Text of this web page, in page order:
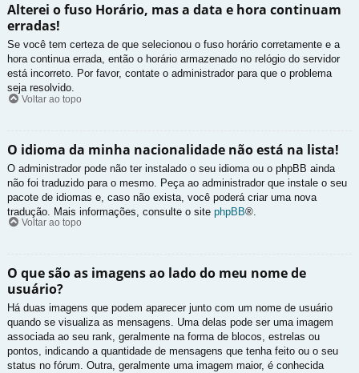
Alterei o fuso Horário, mas a data e hora continuam
erradas!
Se você tem certeza de que selecionou o fuso horário corretamente e a
hora continua errada, então o horário armazenado no relógio do servidor
está incorreto. Por favor, contate o administrador para que o problema
seja resolvido.
Voltar ao topo
O idioma da minha nacionalidade não está na lista!
O administrador pode não ter instalado o seu idioma ou o phpBB ainda
não foi traduzido para o mesmo. Peça ao administrador que instale o seu
pacote de idiomas e, caso não exista, você poderá criar uma nova
tradução. Mais informações, consulte o site phpBB®.
Voltar ao topo
O que são as imagens ao lado do meu nome de
usuário?
Há duas imagens que podem aparecer junto com um nome de usuário
quando se visualiza as mensagens. Uma delas pode ser uma imagem
associada ao seu rank, geralmente na forma de blocos, estrelas ou
pontos, indicando a quantidade de mensagens que tenha feito ou o seu
status no fórum. Outra, geralmente uma imagem maior, é conhecida